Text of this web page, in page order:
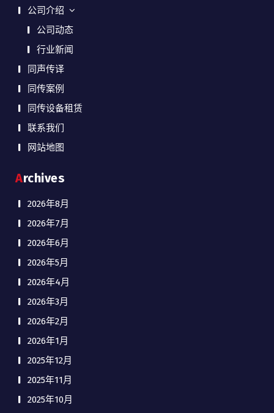
公司介绍
公司动态
行业新闻
同声传译
同传案例
同传设备租赁
联系我们
网站地图
Archives
2026年8月
2026年7月
2026年6月
2026年5月
2026年4月
2026年3月
2026年2月
2026年1月
2025年12月
2025年11月
2025年10月